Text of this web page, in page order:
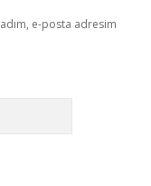
e-posta adresim